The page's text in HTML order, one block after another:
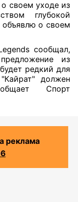
своем уходе из
глубокой
объявлю о своем
сообщал,
из
редкий для
должен
Спорт
реклама